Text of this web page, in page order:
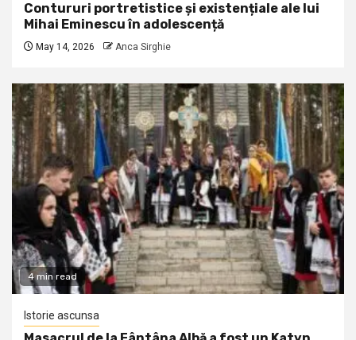
Contururi portretistice și existențiale ale lui
Mihai Eminescu în adolescență
May 14, 2026 Anca Sirghie
4 min read
Istorie ascunsa